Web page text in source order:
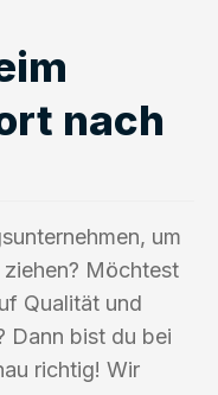
nach
um
Möchtest
Qualität und
Dann bist du bei
richtig! Wir